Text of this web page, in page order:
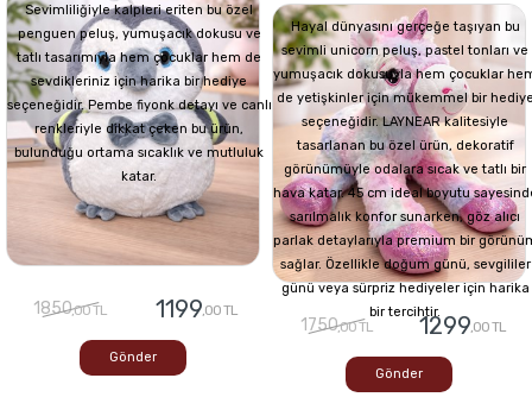
Sevimliliğiyle kalpleri eriten bu özel
penguen peluş, yumuşacık dokusu ve
tatlı tasarımıyla hem çocuklar hem de
sevdikleriniz için harika bir hediye
seçeneğidir. Pembe fiyonk detayı ve canlı
renkleriyle dikkat çeken bu ürün,
bulunduğu ortama sıcaklık ve mutluluk
katar.
1850,00 TL 1199,00 TL
Gönder
Hayal dünyasını gerçeğe taşıyan bu
sevimli unicorn peluş, pastel tonları ve
yumuşacık dokusuyla hem çocuklar
de yetişkinler için mükemmel bir
seçeneğidir. LAYNEAR kalitesiyle
tasarlanan bu özel ürün, dekoratif
görünümüyle odalara sıcak ve tatlı bir
hava katar. 45 cm ideal boyutu
sarılmalık konfor sunarken, göz alıcı
parlak detaylarıyla premium bir
sağlar. Özellikle doğum günü, sevgililer
günü veya sürpriz hediyeler için harika
bir tercihtir.
1750,00 TL 1299,00 TL
Gönder